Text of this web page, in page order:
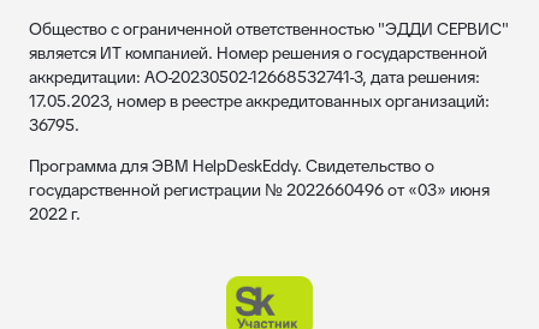
Общество с ограниченной ответственностью "ЭДДИ СЕРВИС"
является ИТ компанией. Номер решения о государственной
аккредитации: АО-20230502-12668532741-3, дата решения:
17.05.2023, номер в реестре аккредитованных организаций:
36795.
Программа для ЭВМ HelpDeskEddy. Свидетельство о
государственной регистрации № 2022660496 от «03» июня
2022 г.